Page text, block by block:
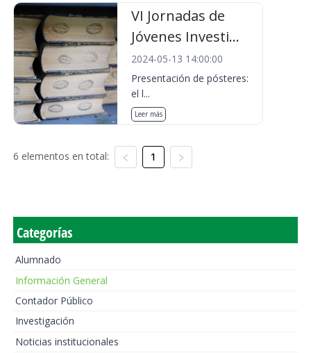
VI Jornadas de
Jóvenes Investi...
2024-05-13 14:00:00
Presentación de pósteres:
el l...
Leer más
6 elementos en total: 1
Categorías
Alumnado
Información General
Contador Público
Investigación
Noticias institucionales